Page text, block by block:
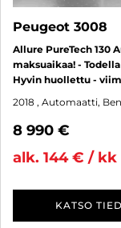
Peugeot 3008
Allure PureTech 130
maksuaikaa! -
Hyvin huollettu -
2018 , Automaatti,
8 990 €
alk. 144 € / kk
KATSO